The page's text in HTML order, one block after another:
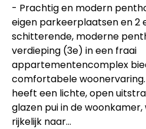
- Prachtig en modern
eigen parkeerplaatsen en 2
schitterende, moderne
verdieping (3e) in een fraai
appartementencomplex
comfortabele
heeft een lichte, open
glazen pui in de
rijkelijk naar…